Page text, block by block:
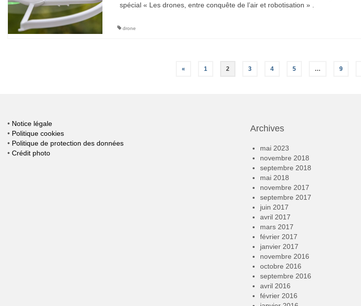
spécial « Les drones, entre conquête de l’air et robotisation » .
drone
« 1 2 3 4 5 … 9
• Notice légale
• Politique cookies
• Politique de protection des données
• Crédit photo
Archives
mai 2023
novembre 2018
septembre 2018
mai 2018
novembre 2017
septembre 2017
juin 2017
avril 2017
mars 2017
février 2017
janvier 2017
novembre 2016
octobre 2016
septembre 2016
avril 2016
février 2016